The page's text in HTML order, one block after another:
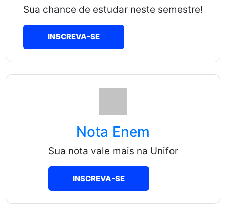
Sua chance de estudar neste semestre!
INSCREVA-SE
Nota Enem
Sua nota vale mais na Unifor
INSCREVA-SE